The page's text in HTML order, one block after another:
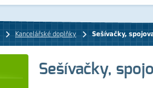
Kancelářské doplňky Sešívačky,
Sešívačky,